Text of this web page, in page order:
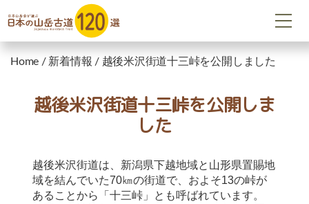
Home / 新着情報 / 越後米沢街道十三峠を公開しました
越後米沢街道十三峠を公開しま
した
越後米沢街道は、新潟県下越地域と山形県置賜地
域を結んでいた70㎞の街道で、およそ13の峠が
あることから「十三峠」とも呼ばれています。